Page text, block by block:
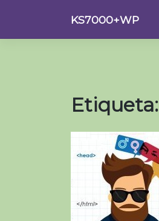
contenido
KS7000+WP
Etiqueta: